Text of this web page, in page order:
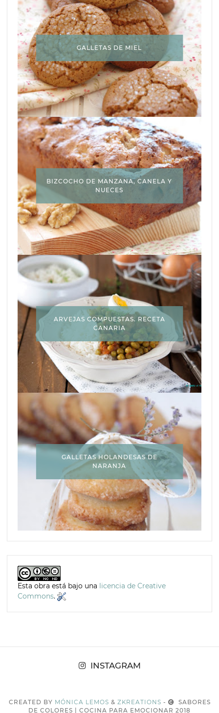
GALLETAS DE MIEL
BIZCOCHO DE MANZANA, CANELA Y
NUECES
ARVEJAS COMPUESTAS. RECETA
CANARIA
GALLETAS HOLANDESAS DE
NARANJA
Esta obra está bajo una licencia de Creative
Commons.
INSTAGRAM
CREATED BY MÓNICA LEMOS & ZKREATIONS -
SABORES
DE COLORES | COCINA PARA EMOCIONAR 2018